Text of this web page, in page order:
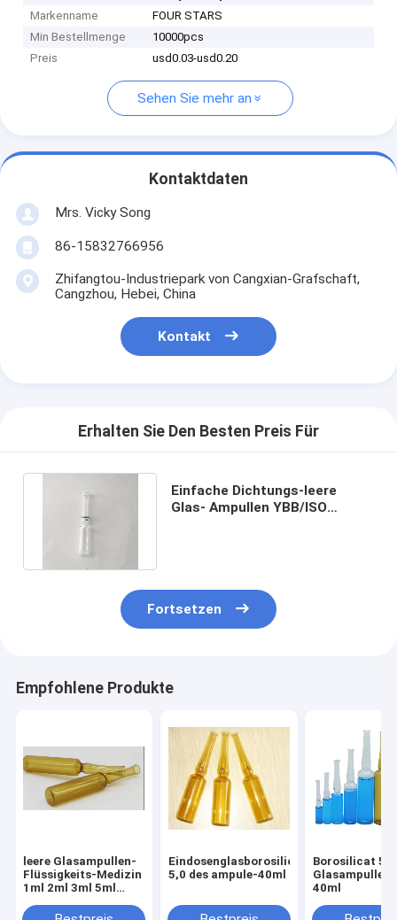
Markenname
FOUR STARS
Min Bestellmenge
10000pcs
Preis
usd0.03-usd0.20
Sehen Sie mehr an
Kontaktdaten
Mrs. Vicky Song
86-15832766956
Zhifangtou-Industriepark von Cangxian-Grafschaft,
Cangzhou, Hebei, China
Kontakt
Erhalten Sie Den Besten Preis Für
Einfache Dichtungs-leere
Glas- Ampullen YBB/ISO
Fortsetzen
Empfohlene Produkte
leere Glasampullen-
Flüssigkeits-Medizin
1ml 2ml 3ml 5ml
Eindosenglasborosilicat
5,0 des ampule-40ml
Borosilicat 5,0
Glasampullen
40ml